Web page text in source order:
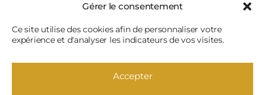
Gérer le consentement
Ce site utilise des cookies afin de personnaliser votre
expérience et d'analyser les indicateurs de vos visites.
Accepter
SUIVEZ-NOUS
FacebookInstagram
Linkedin
X